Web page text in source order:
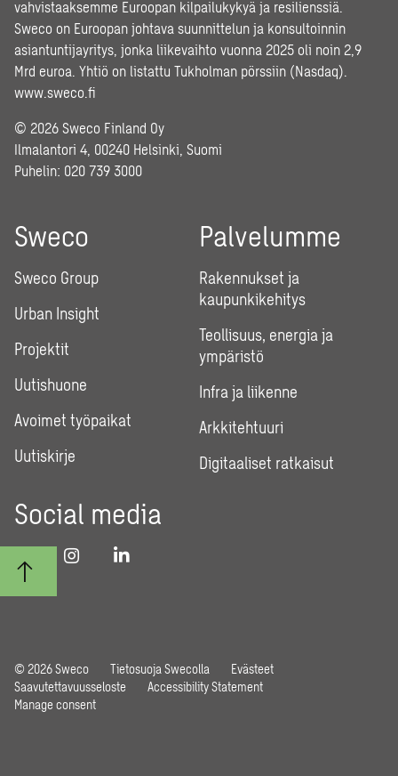
vahvistaaksemme Euroopan kilpailukykyä ja resilienssiä.
Sweco on Euroopan johtava suunnittelun ja konsultoinnin
asiantuntijayritys, jonka liikevaihto vuonna 2025 oli noin 2,9
Mrd euroa. Yhtiö on listattu Tukholman pörssiin (Nasdaq).
www.sweco.fi
© 2026 Sweco Finland Oy
Ilmalantori 4, 00240 Helsinki, Suomi
Puhelin: 020 739 3000
Sweco
Sweco Group
Urban Insight
Projektit
Uutishuone
Avoimet työpaikat
Uutiskirje
Palvelumme
Rakennukset ja
kaupunkikehitys
Teollisuus, energia ja
ympäristö
Infra ja liikenne
Arkkitehtuuri
Digitaaliset ratkaisut
Social media
© 2026 Sweco Tietosuoja Swecolla
Evästeet
Saavutettavuusseloste
Accessibility Statement
Manage consent